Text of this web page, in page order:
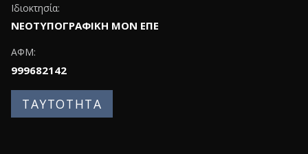
Ιδιοκτησία:
ΝΕΟΤΥΠΟΓΡΑΦΙΚΗ ΜΟΝ ΕΠΕ
ΑΦΜ:
999682142
ΤΑΥΤΟΤΗΤΑ